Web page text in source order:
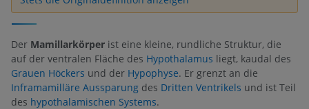
Der Mamillarkörper ist eine kleine, rundliche Struktur, die
auf der ventralen Fläche des Hypothalamus liegt, kaudal des
Grauen Höckers und der Hypophyse. Er grenzt an die
Inframamilläre Aussparung des Dritten Ventrikels und ist Teil
des hypothalamischen Systems.